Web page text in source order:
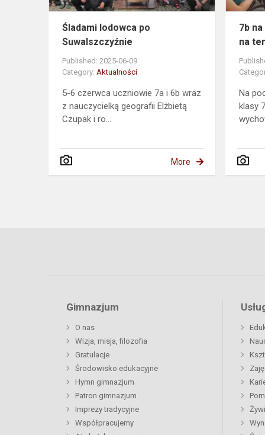
Śladami lodowca po
Suwalszczyźnie
Published: 2025-06-09
Category: Aktualności
5-6 czerwca uczniowie 7a i 6b wraz
z nauczycielką geografii Elżbietą
Czupak i ro...
More
7b
na
Na
klasy
Gimnazjum
O nas
Wizja, misja, filozofia
Gratulacje
Środowisko edukacyjne
Hymn gimnazjum
Patron gimnazjum
Imprezy tradycyjne
Współpracujemy